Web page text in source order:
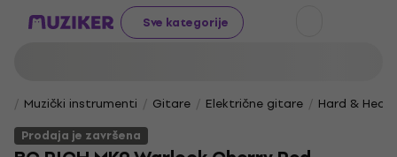
Sve kategorije
Muzički instrumenti Gitare Električne gitare
Hard & Heavy
Prodaja je završena